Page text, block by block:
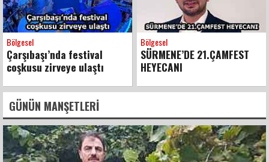
Bölgesel
Çarşıbaşı’nda festival
coşkusu zirveye ulaştı
Bölgesel
SÜRMENE’DE 21.ÇAMFEST
HEYECANI
GÜNÜN MANŞETLERI